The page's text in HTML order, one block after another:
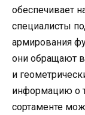
обеспечивает
специалисты
армирования
они обращают
и
информацию о
сортаменте